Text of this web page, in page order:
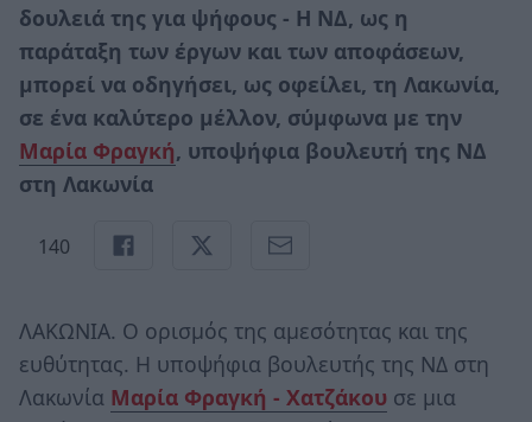
δουλειά της για ψήφους - Η ΝΔ, ως η
παράταξη των έργων και των αποφάσεων,
μπορεί να οδηγήσει, ως οφείλει, τη Λακωνία,
σε ένα καλύτερο μέλλον, σύμφωνα με την
Μαρία Φραγκή, υποψήφια βουλευτή της ΝΔ
στη Λακωνία
140
ΛΑΚΩΝΙΑ. Ο ορισμός της αμεσότητας και της
ευθύτητας. Η υποψήφια βουλευτής της ΝΔ στη
Λακωνία Μαρία Φραγκή - Χατζάκου σε μια